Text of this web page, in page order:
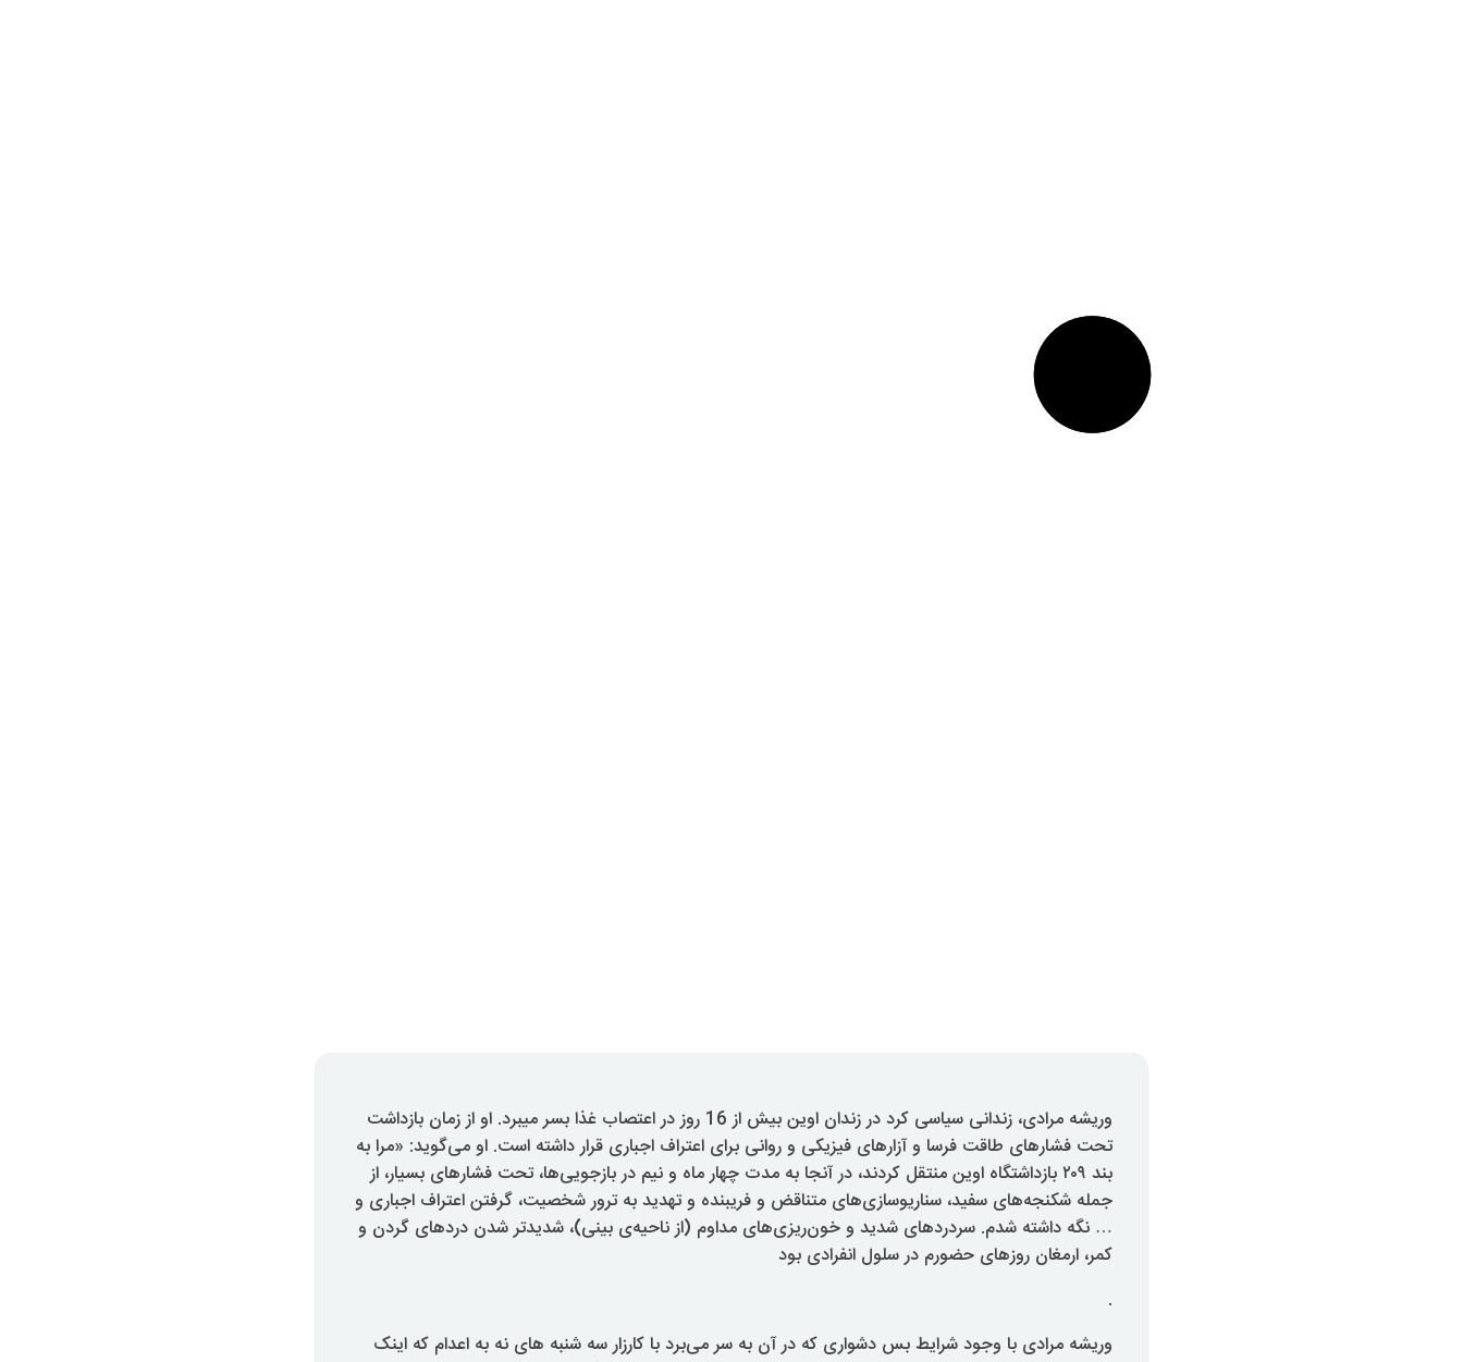
وریشه مرادی، زندانی سیاسی کرد در زندان اوین بیش از 16 روز در اعتصاب غذا بسر میبرد. او از زمان بازداشت
تحت فشارهای طاقت‌ فرسا و آزار‌های فیزیکی و روانی برای اعتراف اجباری قرار داشته است. او می‌گوید: «مرا به
بند ۲۰۹ بازداشتگاه اوین منتقل کردند، در آنجا به مدت چهار ماه و نیم در بازجویی‌ها، تحت فشارهای بسیار، از
جمله شکنجه‌های سفید، سناریوسازی‌های متناقض و فریبنده و تهدید به ترور شخصیت، گرفتن اعتراف اجباری و
… نگه داشته شدم. سردردهای شدید و خون‌ریزی‌های مداوم (از ناحیه‌ی بینی)، ‌شدیدتر شدن دردهای گردن و
کمر،‌ ارمغان روزهای حضورم در سلول انفرادی بود
.
وریشه مرادی با وجود شرایط بس دشواری که در آن به سر می‌برد با کارزار سه شنبه های نه به اعدام که اینک